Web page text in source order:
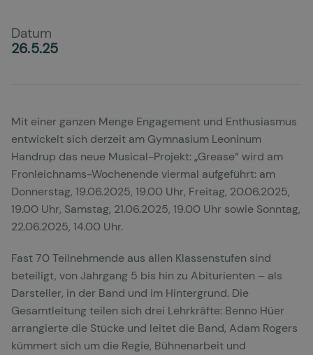
Datum
26.5.25
Mit einer ganzen Menge Engagement und Enthusiasmus
entwickelt sich derzeit am Gymnasium Leoninum
Handrup das neue Musical-Projekt: „Grease“ wird am
Fronleichnams-Wochenende viermal aufgeführt: am
Donnerstag, 19.06.2025, 19.00 Uhr, Freitag, 20.06.2025,
19.00 Uhr, Samstag, 21.06.2025, 19.00 Uhr sowie Sonntag,
22.06.2025, 14.00 Uhr.
Fast 70 Teilnehmende aus allen Klassenstufen sind
beteiligt, von Jahrgang 5 bis hin zu Abiturienten – als
Darsteller, in der Band und im Hintergrund. Die
Gesamtleitung teilen sich drei Lehrkräfte: Benno Hüer
arrangierte die Stücke und leitet die Band, Adam Rogers
kümmert sich um die Regie, Bühnenarbeit und